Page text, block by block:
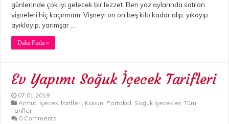
günlerinde çok iyi gelecek bir lezzet. Ben yaz aylarında satılan
vişneleri hiç kaçırmam. Vişneyi on on beş kilo kadar alıp, yıkayıp
ayıklayıp, yarımşar …
Daha Fazla »
Ev Yapımı Soğuk İçecek Tarifleri
07.01.2019
Armut, İçecek Tarifleri, Kavun, Portakal, Soğuk İçecekler,Tüm
Tarifler
0 Comments